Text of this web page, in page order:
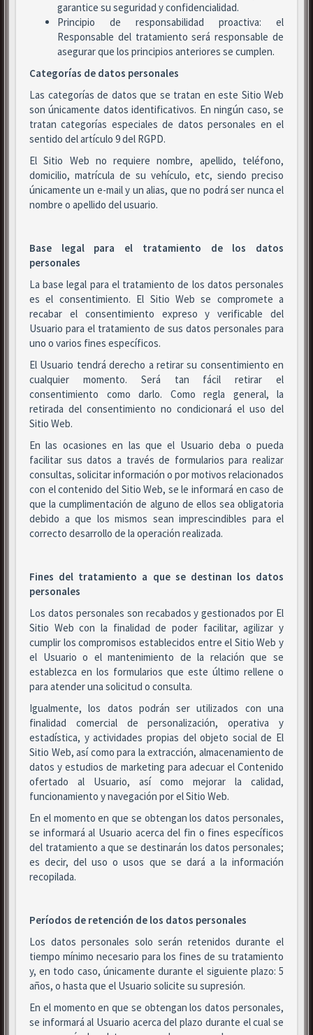
garantice su seguridad y confidencialidad.
Principio de responsabilidad proactiva: el
Responsable del tratamiento será responsable de
asegurar que los principios anteriores se cumplen.
Categorías de datos personales
Las categorías de datos que se tratan en este Sitio Web
son únicamente datos identificativos. En ningún caso, se
tratan categorías especiales de datos personales en el
sentido del artículo 9 del RGPD.
El Sitio Web no requiere nombre, apellido, teléfono,
domicilio, matrícula de su vehículo, etc, siendo preciso
únicamente un e-mail y un alias, que no podrá ser nunca el
nombre o apellido del usuario.
Base legal para el tratamiento de los datos
personales
La base legal para el tratamiento de los datos personales
es el consentimiento. El Sitio Web se compromete a
recabar el consentimiento expreso y verificable del
Usuario para el tratamiento de sus datos personales para
uno o varios fines específicos.
El Usuario tendrá derecho a retirar su consentimiento en
cualquier momento. Será tan fácil retirar el
consentimiento como darlo. Como regla general, la
retirada del consentimiento no condicionará el uso del
Sitio Web.
En las ocasiones en las que el Usuario deba o pueda
facilitar sus datos a través de formularios para realizar
consultas, solicitar información o por motivos relacionados
con el contenido del Sitio Web, se le informará en caso de
que la cumplimentación de alguno de ellos sea obligatoria
debido a que los mismos sean imprescindibles para el
correcto desarrollo de la operación realizada.
Fines del tratamiento a que se destinan los datos
personales
Los datos personales son recabados y gestionados por El
Sitio Web con la finalidad de poder facilitar, agilizar y
cumplir los compromisos establecidos entre el Sitio Web y
el Usuario o el mantenimiento de la relación que se
establezca en los formularios que este último rellene o
para atender una solicitud o consulta.
Igualmente, los datos podrán ser utilizados con una
finalidad comercial de personalización, operativa y
estadística, y actividades propias del objeto social de El
Sitio Web, así como para la extracción, almacenamiento de
datos y estudios de marketing para adecuar el Contenido
ofertado al Usuario, así como mejorar la calidad,
funcionamiento y navegación por el Sitio Web.
En el momento en que se obtengan los datos personales,
se informará al Usuario acerca del fin o fines específicos
del tratamiento a que se destinarán los datos personales;
es decir, del uso o usos que se dará a la información
recopilada.
Períodos de retención de los datos personales
Los datos personales solo serán retenidos durante el
tiempo mínimo necesario para los fines de su tratamiento
y, en todo caso, únicamente durante el siguiente plazo: 5
años, o hasta que el Usuario solicite su supresión.
En el momento en que se obtengan los datos personales,
se informará al Usuario acerca del plazo durante el cual se